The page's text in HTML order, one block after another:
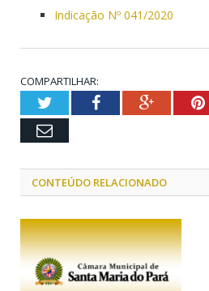
Indicação Nº 041/2020
COMPARTILHAR:
TwitterFacebookGoogle+
Email
CONTEÚDO RELACIONADO